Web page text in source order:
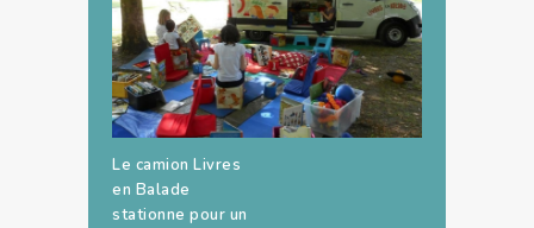
Le camion Livres
en Balade
stationne pour un